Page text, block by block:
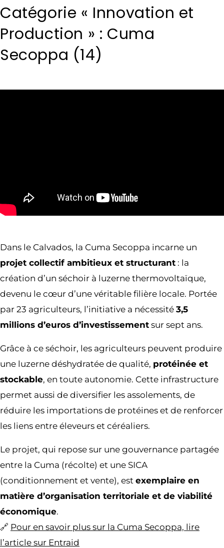
Catégorie « Innovation et
Production » : Cuma
Secoppa (14)
Dans le Calvados, la Cuma Secoppa incarne un
projet collectif ambitieux et structurant : la
création d’un séchoir à luzerne thermovoltaïque,
devenu le cœur d’une véritable filière locale. Portée
par 23 agriculteurs, l’initiative a nécessité 3,5
millions d’euros d’investissement sur sept ans.
Grâce à ce séchoir, les agriculteurs peuvent produire
une luzerne déshydratée de qualité, protéinée et
stockable, en toute autonomie. Cette infrastructure
permet aussi de diversifier les assolements, de
réduire les importations de protéines et de renforcer
les liens entre éleveurs et céréaliers.
Le projet, qui repose sur une gouvernance partagée
entre la Cuma (récolte) et une SICA
(conditionnement et vente), est exemplaire en
matière d’organisation territoriale et de viabilité
économique.
🔗 Pour en savoir plus sur la Cuma Secoppa, lire
l’article sur Entraid